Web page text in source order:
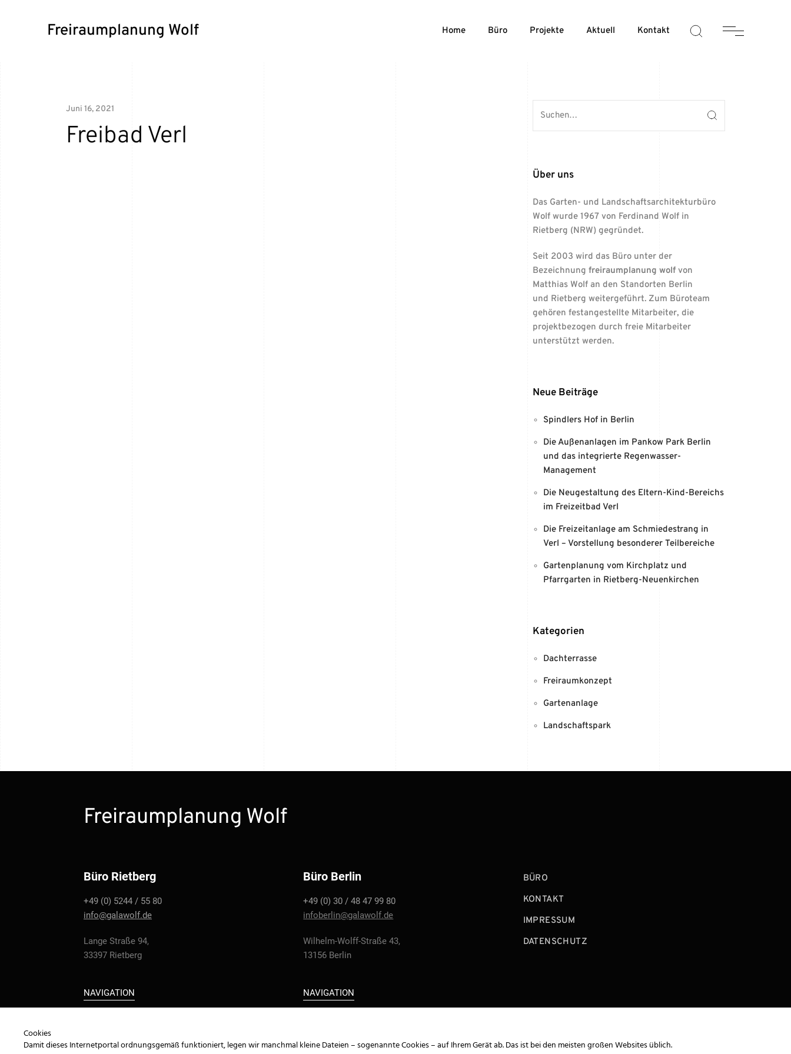
Freiraumplanung Wolf Home Büro Projekte Aktuell Kontakt
Juni 16, 2021
Freibad Verl
Über uns
Das Garten- und Landschaftsarchitekturbüro
Wolf wurde 1967 von Ferdinand Wolf in
Rietberg (NRW) gegründet.
Seit 2003 wird das Büro unter der
Bezeichnung freiraumplanung wolfvon
Matthias Wolf an den Standorten Berlin
und Rietberg weitergeführt. Zum Büroteam
gehören festangestellte Mitarbeiter, die
projektbezogen durch freie Mitarbeiter
unterstützt werden.
Neue Beiträge
Spindlers Hof in Berlin
Die Außenanlagen im Pankow Park Berlin
und das integrierte Regenwasser-
Management
Die Neugestaltung des Eltern-Kind-Bereichs
im Freizeitbad Verl
Die Freizeitanlage am Schmiedestrang in
Verl – Vorstellung besonderer Teilbereiche
Gartenplanung vom Kirchplatz und
Pfarrgarten in Rietberg-Neuenkirchen
Kategorien
Dachterrasse
Freiraumkonzept
Gartenanlage
Landschaftspark
Freiraumplanung Wolf
Büro Rietberg
+49 (0) 5244 / 55 80
info@galawolf.de
Lange Straße 94,
33397 Rietberg
NAVIGATION
Büro Berlin
+49 (0) 30 / 48 47 99 80
infoberlin@galawolf.de
Wilhelm-Wolff-Straße 43,
13156 Berlin
NAVIGATION
BÜRO
KONTAKT
IMPRESSUM
DATENSCHUTZ
Cookies
Damit dieses Internetportal ordnungsgemäß funktioniert, legen wir manchmal kleine Dateien – sogenannte Cookies – auf Ihrem Gerät ab. Das ist bei den meisten großen Websites üblich.